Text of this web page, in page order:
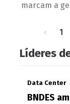
marcam a
1
Líderes
Data Center
BNDES